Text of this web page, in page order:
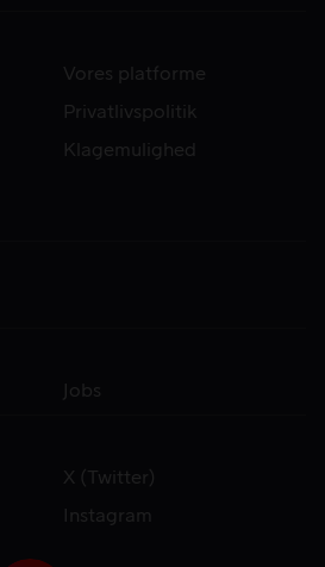
Vores platforme
Privatlivspolitik
Klagemulighed
Jobs
X (Twitter)
Instagram